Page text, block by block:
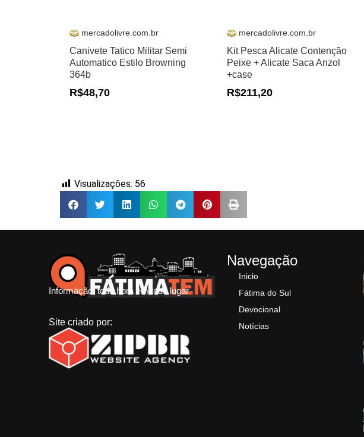
mercadolivre.com.br
Canivete Tatico Militar Semi
Automatico Estilo Browning
364b
R$48,70
mercadolivre.com.br
Kit Pesca Alicate Contenção
Peixe + Alicate Saca Anzol
+case
R$211,20
Visualizações: 56
Informação, toda hora em todo lugar
Site criado por:
Navegação
Inicio
Fátima do Sul
Devocional
Notícias